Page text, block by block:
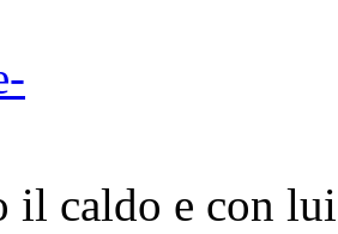
il caldo e con